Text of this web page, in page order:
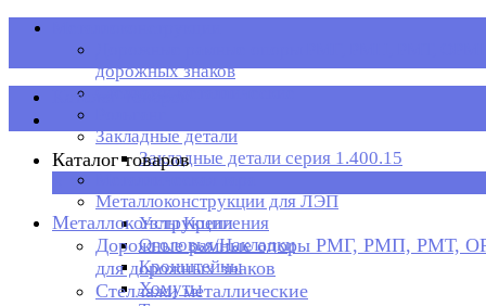
дорожных знаков
Стеллажи металлические
Закладные детали
Закладные детали серия 1.400.15
Металлоконструкции для ЛЭП
Узлы Крепления
Оголовья/Накладки
Кронштейны
Хомуты
Каталог товаров
Каталог товаров
Металлоконструкции
Дорожные рамные опоры РМГ, РМП, РМТ,
для дорожных знаков
Стеллажи металлические